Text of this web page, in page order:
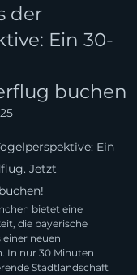
der
Ein 30-
buchen
bewertet.
Ein
Jetzt
bietet eine
die bayerische
neuen
In nur 30 Minuten
Stadtlandschaft